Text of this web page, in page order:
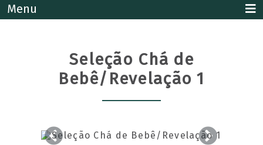
Menu
Seleção Chá de
Bebê/Revelação 1